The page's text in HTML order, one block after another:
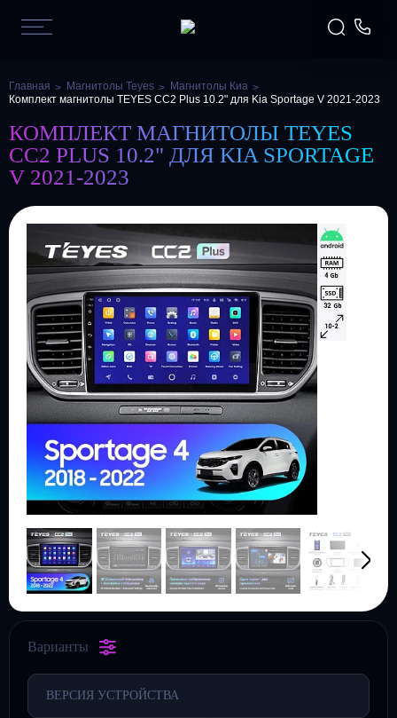
Главная Магнитолы Teyes
Магнитолы Киа
Комплект магнитолы TEYES CC2 Plus 10.2" для Kia Sportage V 2021-2023
КОМПЛЕКТ МАГНИТОЛЫ TEYES
CC2 PLUS 10.2" ДЛЯ KIA SPORTAGE
V 2021-2023
Варианты
ВЕРСИЯ УСТРОЙСТВА